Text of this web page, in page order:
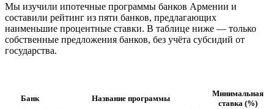
Мы изучили ипотечные программы банков Армении и
составили рейтинг из пяти банков, предлагающих
наименьшие процентные ставки. В таблице ниже — только
собственные предложения банков, без учёта субсидий от
государства.
Банк Название программы
Минимальная
ставка (%)